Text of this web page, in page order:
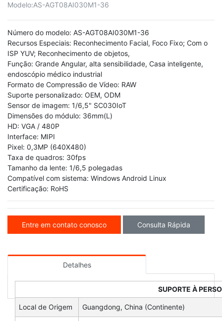
Modelo:AS-AGT08AI030M1-36
Número do modelo: AS-AGT08AI030M1-36
Recursos Especiais: Reconhecimento Facial, Foco Fixo; Com o
ISP YUV; Reconhecimento de objetos,
Função: Grande Angular, alta sensibilidade, Casa inteligente,
endoscópio médico industrial
Formato de Compressão de Vídeo: RAW
Suporte personalizado: OEM, ODM
Sensor de imagem: 1/6,5" SC030IoT
Dimensões do módulo: 36mm(L)
HD: VGA / 480P
Interface: MIPI
Pixel: 0,3MP (640X480)
Taxa de quadros: 30fps
Tamanho da lente: 1/6,5 polegadas
Compatível com sistema: Windows Android Linux
Certificação: RoHS
Entre em contato conosco Consulta Rápida
Detalhes
SUPORTE À
Local de Origem Guangdong, China (Continente)